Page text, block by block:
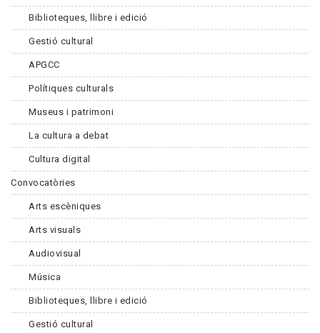
Biblioteques, llibre i edició
Gestió cultural
APGCC
Polítiques culturals
Museus i patrimoni
La cultura a debat
Cultura digital
Convocatòries
Arts escèniques
Arts visuals
Audiovisual
Música
Biblioteques, llibre i edició
Gestió cultural